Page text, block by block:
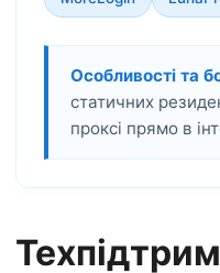
Особливості та
статичних
проксі прямо в